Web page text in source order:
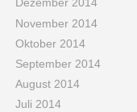
Dezember 2014
November 2014
Oktober 2014
September 2014
August 2014
Juli 2014